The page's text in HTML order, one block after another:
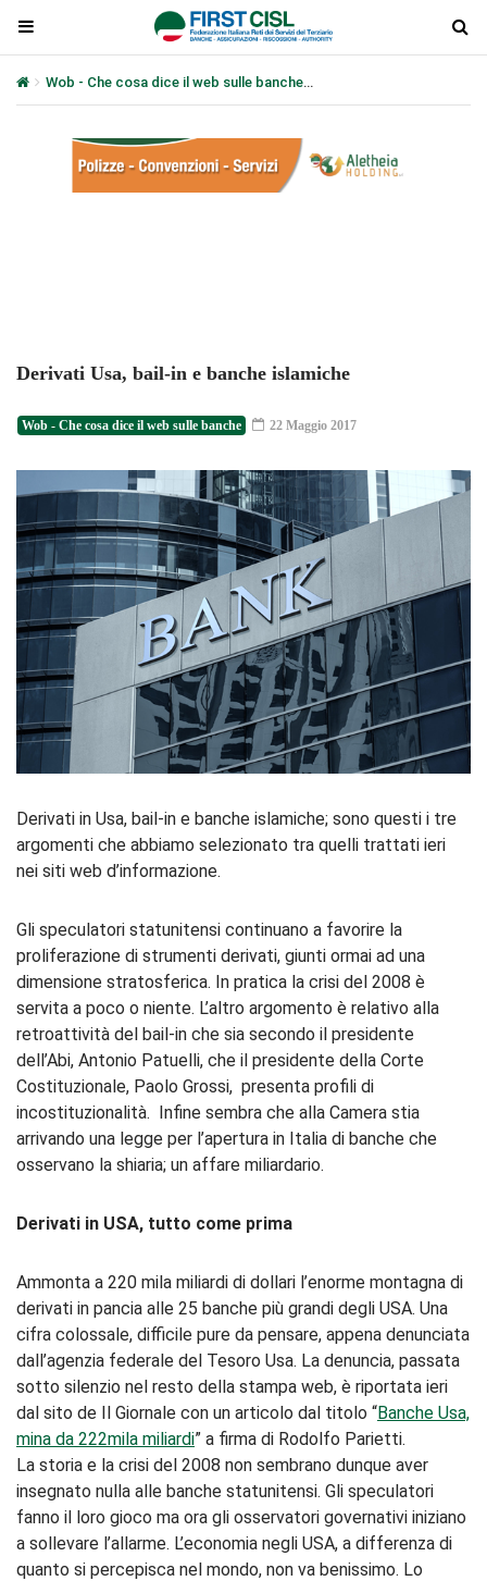
Wob - Che cosa dice il web sulle banche
Derivati Usa, bail-in e banche islamiche
Wob - Che cosa dice il web sulle banche 22 Maggio 2017
Derivati in Usa, bail-in e banche islamiche; sono questi i tre
argomenti che abbiamo selezionato tra quelli trattati ieri
nei siti web d’informazione.
Gli speculatori statunitensi continuano a favorire la
proliferazione di strumenti derivati, giunti ormai ad una
dimensione stratosferica. In pratica la crisi del 2008 è
servita a poco o niente. L’altro argomento è relativo alla
retroattività del bail-in che sia secondo il presidente
dell’Abi, Antonio Patuelli, che il presidente della Corte
Costituzionale, Paolo Grossi, presenta profili di
incostituzionalità. Infine sembra che alla Camera stia
arrivando una legge per l’apertura in Italia di banche che
osservano la shiaria; un affare miliardario.
Derivati in USA, tutto come prima
Ammonta a 220 mila miliardi di dollari l’enorme montagna di
derivati in pancia alle 25 banche più grandi degli USA. Una
cifra colossale, difficile pure da pensare, appena denunciata
dall’agenzia federale del Tesoro Usa. La denuncia, passata
sotto silenzio nel resto della stampa web, è riportata ieri
dal sito de Il Giornale con un articolo dal titolo “Banche Usa,
mina da 222mila miliardi” a firma di Rodolfo Parietti.
La storia e la crisi del 2008 non sembrano dunque aver
insegnato nulla alle banche statunitensi. Gli speculatori
fanno il loro gioco ma ora gli osservatori governativi iniziano
a sollevare l’allarme. L’economia negli USA, a differenza di
quanto si percepisca nel mondo, non va benissimo. Lo